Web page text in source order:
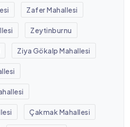
Zafer Mahallesi
Zeytinburnu
Ziya Gökalp Mahallesi
Çakmak Mahallesi